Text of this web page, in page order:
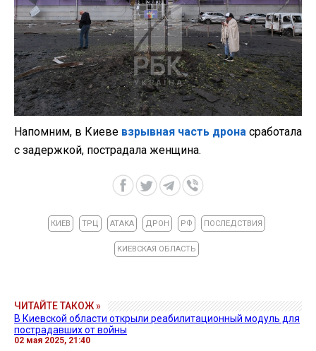
Напомним, в Киеве взрывная часть дрона сработала
с задержкой, пострадала женщина.
КИЕВ ТРЦ АТАКА ДРОН РФ ПОСЛЕДСТВИЯ
КИЕВСКАЯ ОБЛАСТЬ
ЧИТАЙТЕ ТАКОЖ »
В Киевской области открыли реабилитационный модуль для
пострадавших от войны
02 мая 2025, 21:40